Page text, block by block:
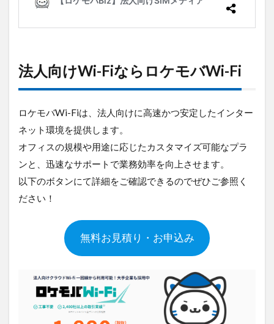
法人向けWi-FiならロケモバWi-Fi
ロケモバWi-Fiは、法人向けに高速かつ安定したインター
ネット環境を提供します。
オフィスの規模や用途に応じたカスタマイズ可能なプラ
ンと、迅速なサポートで業務効率を向上させます。
以下のボタンにて詳細をご確認できるのでぜひご参照く
ださい！
無料お見積り・お申込み